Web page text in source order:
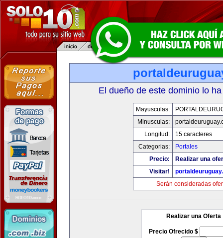
El dueño de este dominio lo
Mayusculas:
Minusculas:
Longitud:
15 caracteres
Categorias:
Portales
Precio:
Realizar una
Visitar!
Serán consideradas
Realizar una Oferta
Precio Ofrecido $